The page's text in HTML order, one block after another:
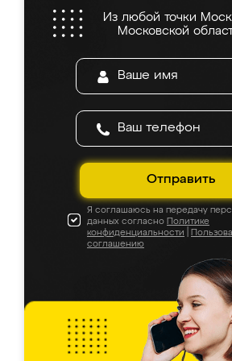
Из любой точки
Московской
Отправить
Я соглашаюсь на передачу
данных согласно Политике
конфиденциальности
соглашению